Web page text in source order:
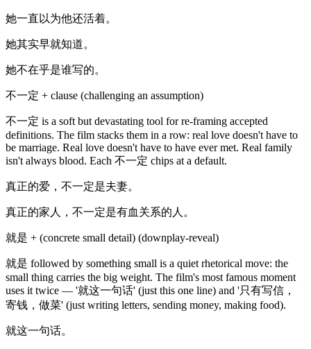
她一直以为他还活着。
她其实早就知道。
她不在乎是谁写的。
不一定 + clause (challenging an assumption)
不一定 is a soft but devastating tool for re-framing accepted
definitions. The film stacks them in a row: real love doesn't have to
be marriage. Real love doesn't have to have ever met. Real family
isn't always blood. Each 不一定 chips at a default.
真正的爱，不一定是夫妻。
真正的家人，不一定是有血关系的人。
就是 + (concrete small detail) (downplay-reveal)
就是 followed by something small is a quiet rhetorical move: the
small thing carries the big weight. The film's most famous moment
uses it twice — '就这一句话' (just this one line) and '只有写信，
寄钱，做菜' (just writing letters, sending money, making food).
就这一句话。